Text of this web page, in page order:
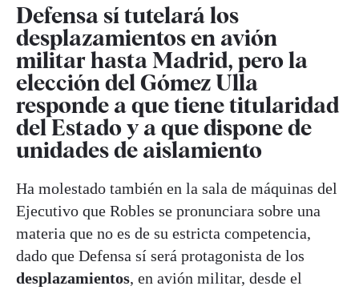
Defensa sí tutelará los
desplazamientos en avión
militar hasta Madrid, pero la
elección del Gómez Ulla
responde a que tiene titularidad
del Estado y a que dispone de
unidades de aislamiento
Ha molestado también en la sala de máquinas del
Ejecutivo que Robles se pronunciara sobre una
materia que no es de su estricta competencia,
dado que Defensa sí será protagonista de los
desplazamientos, en avión militar, desde el